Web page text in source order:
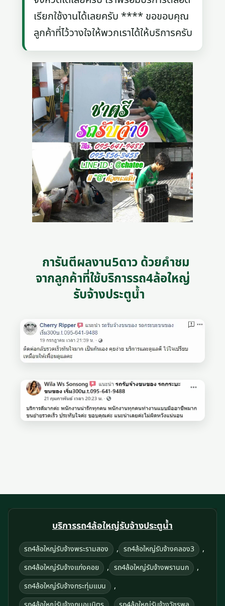
เรียกใช้งานได้เลยครับ **** ขอขอบคุณ
ลูกค้าที่ไว้วางใจให้พวกเราได้ให้บริการครับ
การันตีผลงาน5ดาว ด้วยคำชม
จากลูกค้าที่ใช้บริการรถ4ล้อใหญ่
รับจ้างประตูน้ำ
บริการรถ4ล้อใหญ่รับจ้างประตูน้ำ
รถ4ล้อใหญ่รับจ้างพระรามสอง , รถ4ล้อใหญ่รับจ้างคลอง3 ,
รถ4ล้อใหญ่รับจ้างแก่งคอย , รถ4ล้อใหญ่รับจ้างพรานนก ,
รถ4ล้อใหญ่รับจ้างกระทุ่มแบน ,